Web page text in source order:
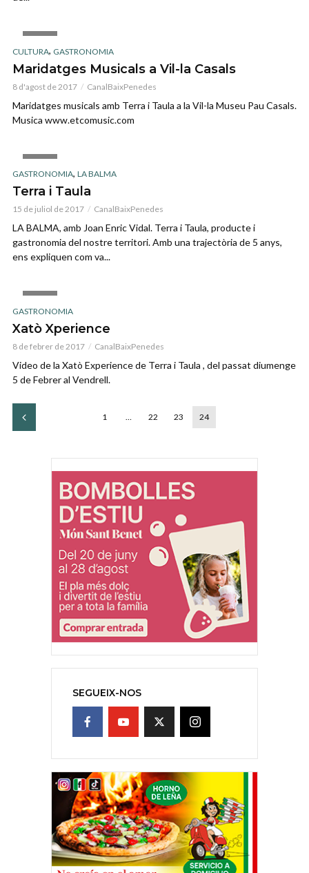
CULTURA, GASTRONOMIA
Maridatges Musicals a Vil-la Casals
8 d'agost de 2017 CanalBaixPenedes
Maridatges musicals amb Terra i Taula a la Vil-la Museu Pau Casals.
Musica www.etcomusic.com
GASTRONOMIA, LA BALMA
Terra i Taula
15 de juliol de 2017 CanalBaixPenedes
LA BALMA, amb Joan Enric Vidal. Terra i Taula, producte i
gastronomia del nostre territori. Amb una trajectòria de 5 anys,
ens expliquen com va...
GASTRONOMIA
Xatò Xperience
8 de febrer de 2017 CanalBaixPenedes
Video de la Xatò Experience de Terra i Taula , del passat diumenge
5 de Febrer al Vendrell.
1 … 22 23 24
SEGUEIX-NOS